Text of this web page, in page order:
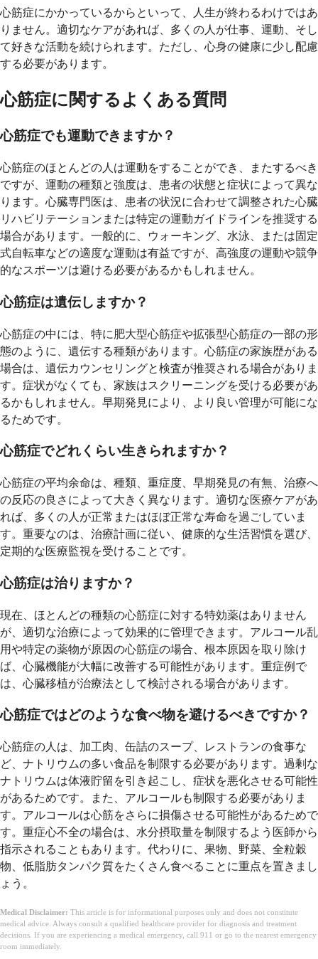
心筋症にかかっているからといって、人生が終わるわけではあ
りません。適切なケアがあれば、多くの人が仕事、運動、そし
て好きな活動を続けられます。ただし、心身の健康に少し配慮
する必要があります。
心筋症に関するよくある質問
心筋症でも運動できますか？
心筋症のほとんどの人は運動をすることができ、またするべき
ですが、運動の種類と強度は、患者の状態と症状によって異な
ります。心臓専門医は、患者の状況に合わせて調整された心臓
リハビリテーションまたは特定の運動ガイドラインを推奨する
場合があります。一般的に、ウォーキング、水泳、または固定
式自転車などの適度な運動は有益ですが、高強度の運動や競争
的なスポーツは避ける必要があるかもしれません。
心筋症は遺伝しますか？
心筋症の中には、特に肥大型心筋症や拡張型心筋症の一部の形
態のように、遺伝する種類があります。心筋症の家族歴がある
場合は、遺伝カウンセリングと検査が推奨される場合がありま
す。症状がなくても、家族はスクリーニングを受ける必要があ
るかもしれません。早期発見により、より良い管理が可能にな
るためです。
心筋症でどれくらい生きられますか？
心筋症の平均余命は、種類、重症度、早期発見の有無、治療へ
の反応の良さによって大きく異なります。適切な医療ケアがあ
れば、多くの人が正常またはほぼ正常な寿命を過ごしていま
す。重要なのは、治療計画に従い、健康的な生活習慣を選び、
定期的な医療監視を受けることです。
心筋症は治りますか？
現在、ほとんどの種類の心筋症に対する特効薬はありません
が、適切な治療によって効果的に管理できます。アルコール乱
用や特定の薬物が原因の心筋症の場合、根本原因を取り除け
ば、心臓機能が大幅に改善する可能性があります。重症例で
は、心臓移植が治療法として検討される場合があります。
心筋症ではどのような食べ物を避けるべきですか？
心筋症の人は、加工肉、缶詰のスープ、レストランの食事な
ど、ナトリウムの多い食品を制限する必要があります。過剰な
ナトリウムは体液貯留を引き起こし、症状を悪化させる可能性
があるためです。また、アルコールも制限する必要がありま
す。アルコールは心筋をさらに損傷させる可能性があるためで
す。重症心不全の場合は、水分摂取量を制限するよう医師から
指示されることもあります。代わりに、果物、野菜、全粒穀
物、低脂肪タンパク質をたくさん食べることに重点を置きまし
ょう。
Medical Disclaimer: This article is for informational purposes only and does not constitute
medical advice. Always consult a qualified healthcare provider for diagnosis and treatment
decisions. If you are experiencing a medical emergency, call 911 or go to the nearest emergency
room immediately.